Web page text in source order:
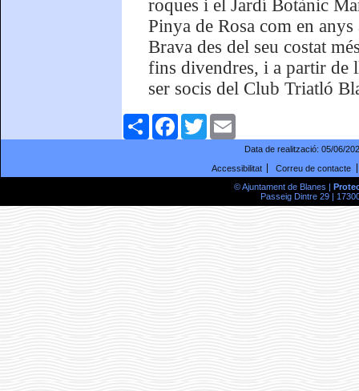
roques i el Jardí Botànic
Pinya de Rosa com en
Brava des del seu costat
fins divendres, i a partir de
ser socis del Club Triatló
ComparteixFacebookTwitter
Data de realització: 05/06/
Accessibilitat
Correu de contacte
© Ajuntament de Blanes |
Passeig Dintre 29 |